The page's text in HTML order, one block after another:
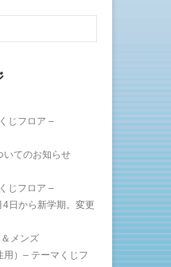
じフロア –
いてのお知らせ
じフロア –
日から新学期。変更
メンズ
用）– テーマくじフ